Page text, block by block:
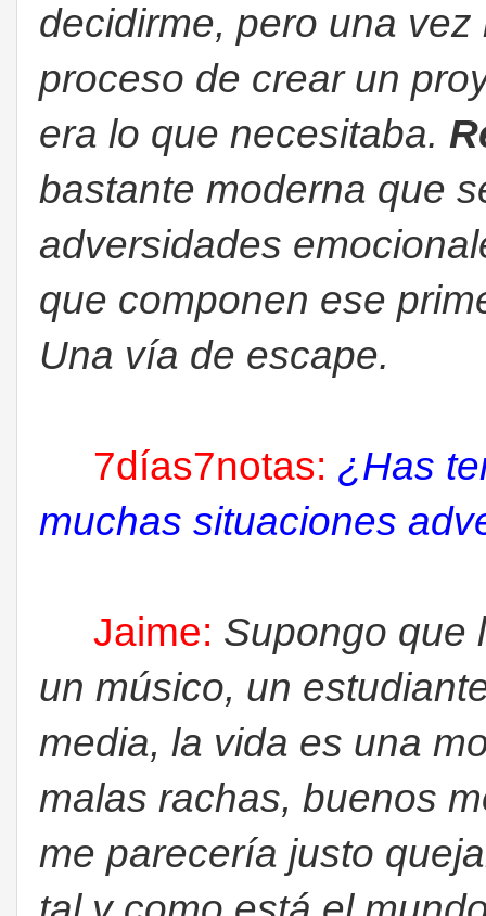
decidirme, pero una
proceso de crear un
era lo que necesitaba.
bastante moderna que
adversidades
que componen ese
Una vía de escape.
7días7notas: ¿Has
muchas situaciones
Jaime: Supongo que
un músico, un
media, la vida es una
malas rachas, buenos
me parecería justo